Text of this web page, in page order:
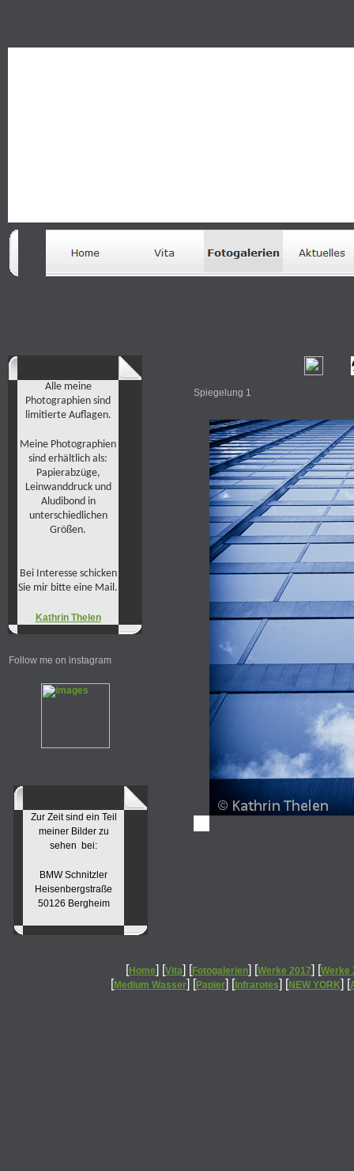
Alle meine
Photographien sind
limitierte Auflagen.
Meine Photographien
sind erhältlich als:
Papierabzüge,
Leinwanddruck und
Aludibond in
unterschiedlichen
Größen.
Bei Interesse schicken
Sie mir bitte eine Mail.
Kathrin Thelen
Follow me on instagram
Zur Zeit sind ein Teil
meiner Bilder zu
sehen bei:
BMW Schnitzler
Heisenbergstraße
50126 Bergheim
Spiegelung 1
[Home] [Vita] [Fotogalerien] [Werke 2017] [Werke
[Medium Wasser] [Papier] [ Infrarotes] [NEW YORK] [